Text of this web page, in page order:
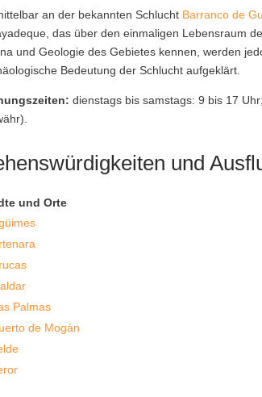
an der bekannten Schlucht Barranco de
das über den einmaligen Lebensraum
und Geologie des Gebietes kennen, werden
Bedeutung der Schlucht aufgeklärt.
dienstags bis samstags: 9 bis 17
und
und Orte
Palmas
de Mogán